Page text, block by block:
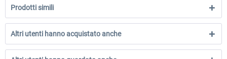
Prodotti simili
Altri utenti hanno acquistato anche